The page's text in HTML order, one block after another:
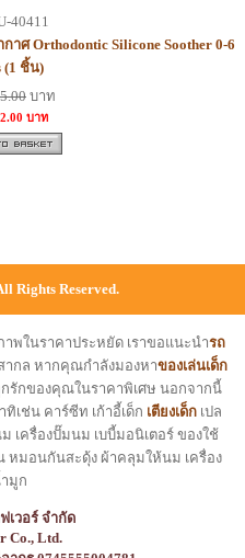
40411
Orthodontic Silicone Soother 0-6
(1 ชิ้น)
บาท
บาท
Rights Reserved.
พในราคาประหยัด เราขอแนะนำรถ
กล หากคุณกำลังมองหาของเล่นเด็ก
รักของคุณในราคาพิเศษ นอกจากนี้
เช่น คาร์ซีท เก้าอี้เด็ก เตียงเด็ก เปล
เครื่องปั๊มนม เบบี้มอนิเตอร์ ของใช้
หมอนกันสะดุ้ง ผ้าคลุมให้นม เครื่อง
มูก
เวอร์ จำกัด
Co., Ltd.